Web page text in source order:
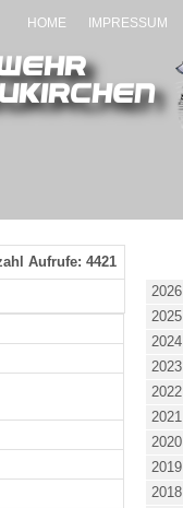
HOME IMPRESSUM
Aufrufe: 4421
2026
2025
2024
2023
2022
2021
2020
2019
2018